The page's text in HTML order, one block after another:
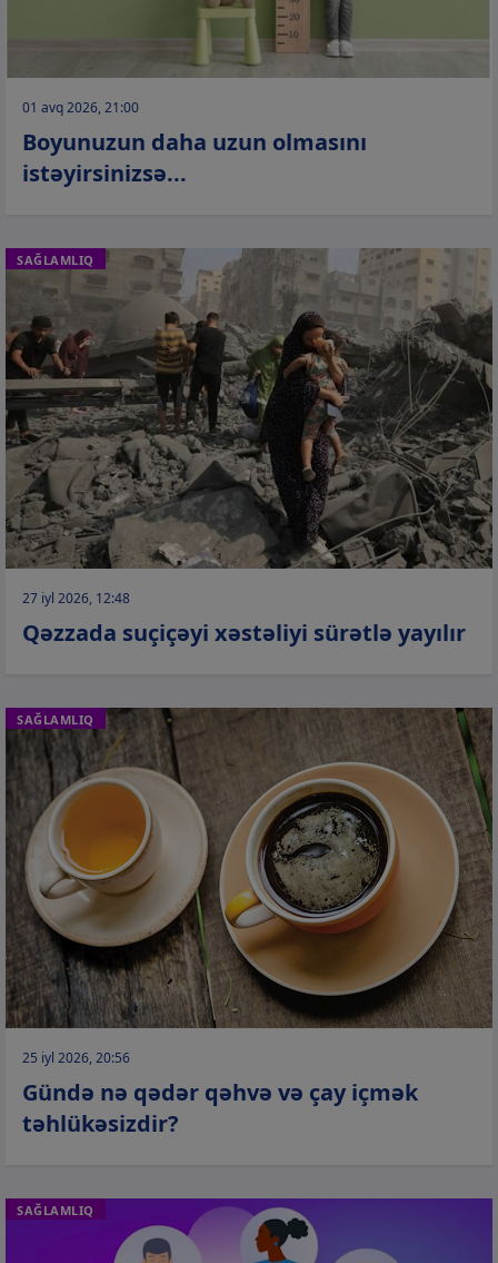
01 avq 2026, 21:00
Boyunuzun daha uzun olmasını
istəyirsinizsə...
SAĞLAMLIQ
27 iyl 2026, 12:48
Qəzzada suçiçəyi xəstəliyi sürətlə yayılır
SAĞLAMLIQ
25 iyl 2026, 20:56
Gündə nə qədər qəhvə və çay içmək
təhlükəsizdir?
SAĞLAMLIQ